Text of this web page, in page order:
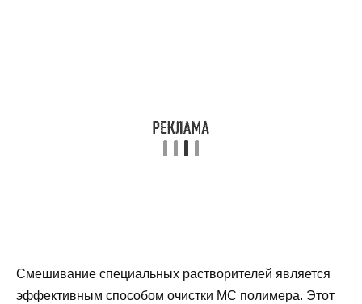
Смешивание специальных растворителей является
эффективным способом очистки МС полимера. Этот